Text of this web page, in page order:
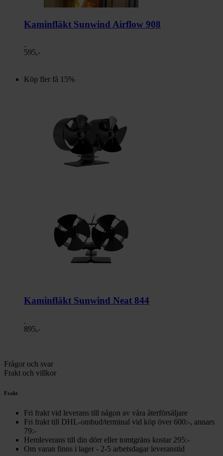
Kaminfläkt Sunwind Airflow 908
595,-
Köp fler få 15%
Kaminfläkt Sunwind Neat 844
895,-
Frågor och svar
Frakt och villkor
Frakt
Fri frakt vid leverans till någon av våra återförsäljare
Fri frakt till DHL-ombud/terminal vid köp över 600:-, annars
79:-
Hemleverans till din dörr eller tomtgräns kostar 295:-
Om varan finns i lager - 2-5 arbetsdagar leveranstid